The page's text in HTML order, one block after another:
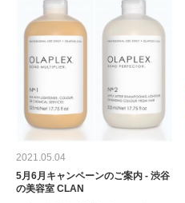
2021.05.04
5月6月キャンペーンのご案内 - 渋谷
の美容室 CLAN